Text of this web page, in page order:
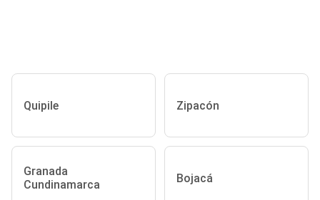
Quipile Zipacón
Granada
Cundinamarca
Bojacá